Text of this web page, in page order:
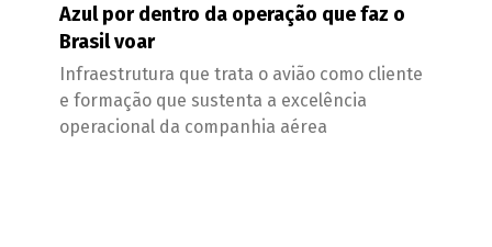
Azul por dentro da operação que faz o
Brasil voar
Infraestrutura que trata o avião como cliente
e formação que sustenta a excelência
operacional da companhia aérea